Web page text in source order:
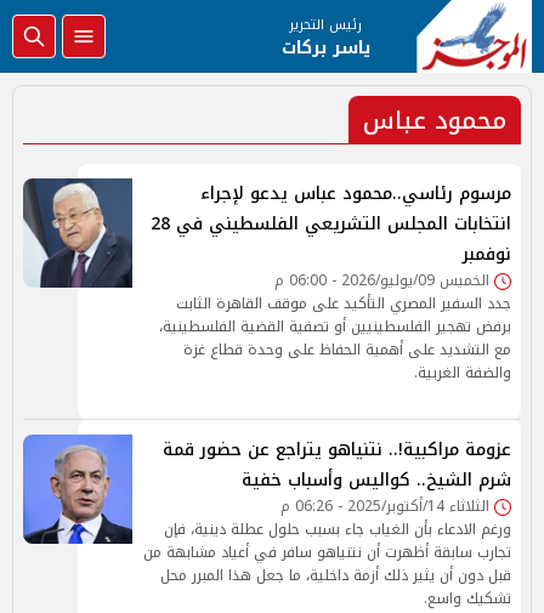
رئيس التحرير
ياسر بركات
محمود عباس
مرسوم رئاسي..محمود عباس يدعو لإجراء
انتخابات المجلس التشريعي الفلسطيني في 28
نوفمبر
الخميس 09/يوليو/2026 - 06:00 م
جدد السفير المصري التأكيد على موقف القاهرة الثابت
برفض تهجير الفلسطينيين أو تصفية القضية الفلسطينية،
مع التشديد على أهمية الحفاظ على وحدة قطاع غزة
والضفة الغربية.
عزومة مراكبية!.. نتنياهو يتراجع عن حضور قمة
شرم الشيخ.. كواليس وأسباب خفية
الثلاثاء 14/أكتوبر/2025 - 06:26 م
ورغم الادعاء بأن الغياب جاء بسبب حلول عطلة دينية، فإن
تجارب سابقة أظهرت أن نتنياهو سافر في أعياد مشابهة من
قبل دون أن يثير ذلك أزمة داخلية، ما جعل هذا المبرر محل
تشكيك واسع.